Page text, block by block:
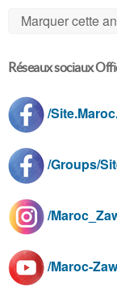
Marquer cette
Réseaux sociaux
/
/Groups/
/
/Maroc-